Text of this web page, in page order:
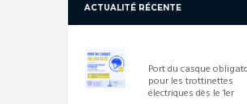
ACTUALITÉ RÉCENTE
Port du casque
pour les trottinettes
électriques dès le 1er